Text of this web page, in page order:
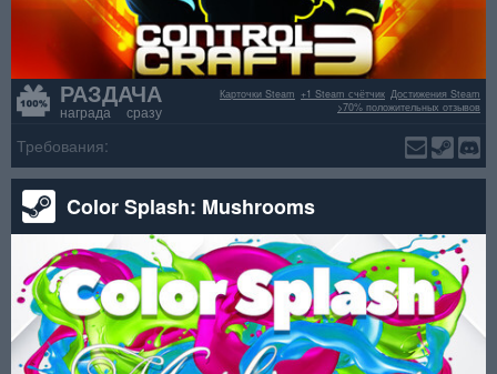
РАЗДАЧА
награда сразу
Достижения Steam
+1 Steam счётчик
Карточки Steam
>70% положительных отзывов
Требования:
Color Splash: Mushrooms